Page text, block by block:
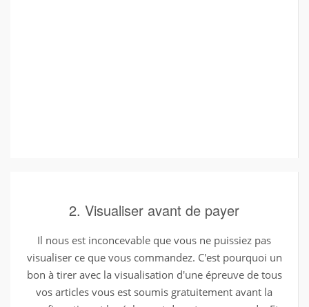
2. Visualiser avant de payer
Il nous est inconcevable que vous ne puissiez pas
visualiser ce que vous commandez. C'est pourquoi un
bon à tirer avec la visualisation d'une épreuve de tous
vos articles vous est soumis gratuitement avant la